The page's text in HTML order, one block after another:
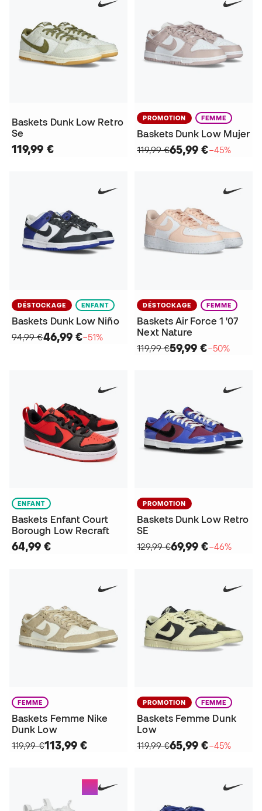
Baskets Dunk Low Retro
Se
119,99 €
PROMOTION FEMME
Baskets Dunk Low Mujer
119,99 €65,99 €−45%
DÉSTOCKAGE ENFANT
Baskets Dunk Low Niño
94,99 €46,99 €−51%
DÉSTOCKAGE FEMME
Baskets Air Force 1 '07
Next Nature
119,99 €59,99 €−50%
ENFANT
Baskets Enfant Court
Borough Low Recraft
64,99 €
PROMOTION
Baskets Dunk Low Retro
SE
129,99 €69,99 €−46%
FEMME
Baskets Femme Nike
Dunk Low
119,99 €113,99 €
PROMOTION FEMME
Baskets Femme Dunk
Low
119,99 €65,99 €−45%